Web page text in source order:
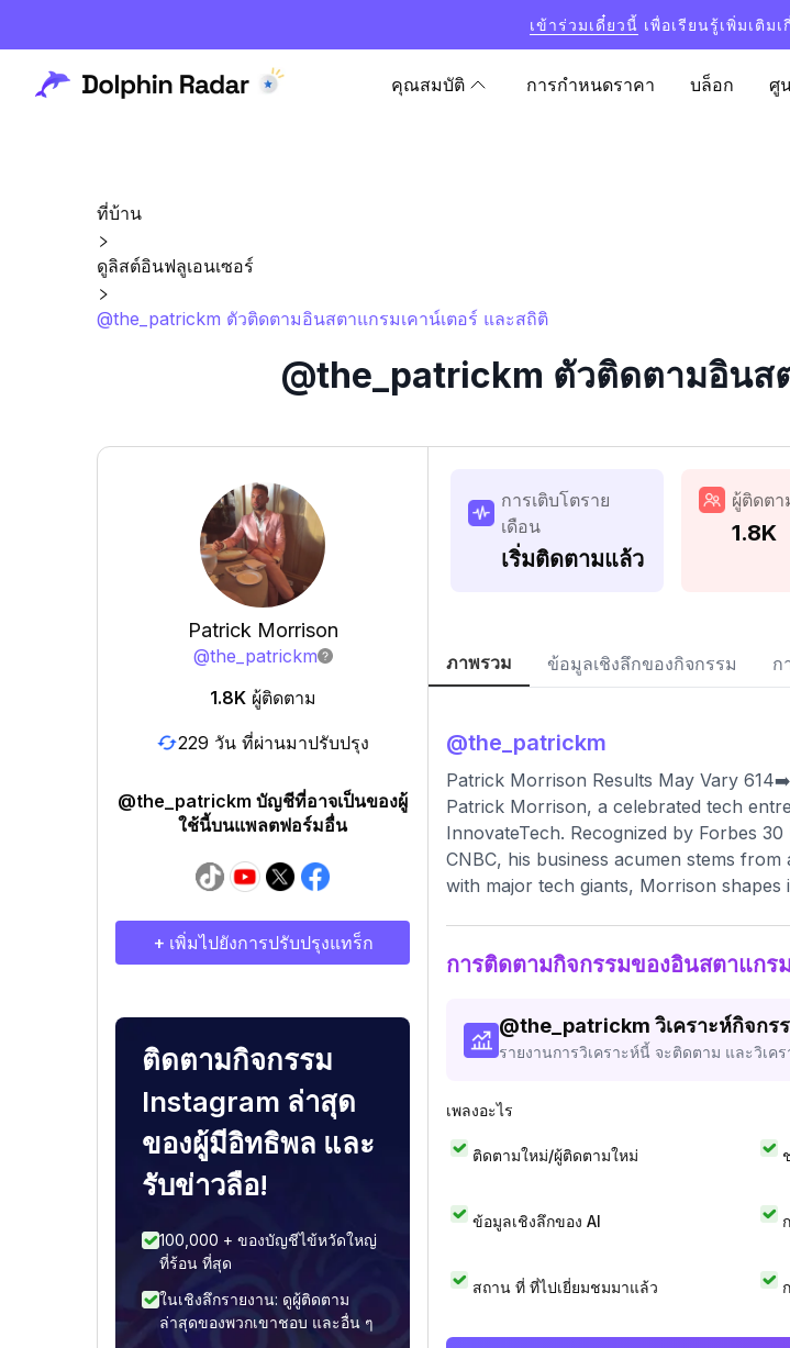
เข้าร่วมเดี๋ยวนี้ เพื่อเรียนรู้เพิ่มเติม
คุณสมบัติ การกำหนดราคา บล็อก ศู
ที่บ้าน
ดูลิสต์อินฟลูเอนเซอร์
@the_patrickm ตัวติดตามอินสตาแกรมเคาน์เตอร์ และสถิติ
@the_patrickm ตัวติดตามอินส
Patrick Morrison
@the_patrickm
1.8K ผู้ติดตาม
229 วัน ที่ผ่านมาปรับปรุง
@the_patrickm บัญชีที่อาจเป็นของผู้
ใช้นี้บนแพลตฟอร์มอื่น
+ เพิ่มไปยังการปรับปรุงแทร็ก
ติดตามกิจกรรม
Instagram ล่าสุด
ของผู้มีอิทธิพล และ
รับข่าวลือ!
100,000 + ของบัญชีไข้หวัดใหญ่
ที่ร้อน ที่สุด
ในเชิงลึกรายงาน: ดูผู้ติดตาม
ล่าสุดของพวกเขาชอบ และอื่น ๆ
การเติบโตราย
เดือน
เริ่มติดตามแล้ว
ผู้ติดตา
1.8K
ภาพรวม ข้อมูลเชิงลึกของกิจกรรม ก
@the_patrickm
Patrick Morrison Results May Vary
Patrick Morrison, a celebrated tech
InnovateTech. Recognized by Forbes
CNBC, his business acumen stems
with major tech giants, Morrison shapes
การติดตามกิจกรรมของอินสตาแกรม
@the_patrickm วิเคราะห์กิจก
รายงานการวิเคราะห์นี้ จะติดตาม และวิเ
เพลงอะไร
ติดตามใหม่/ผู้ติดตามใหม่
ข้อมูลเชิงลึกของ AI
สถาน ที่ ที่ไปเยี่ยมชมมาแล้ว